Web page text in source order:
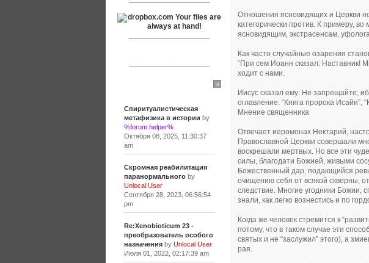
Спиритуалистическая
метафизика в истории by
%forum.helper%
Октября 08, 2025, 11:30:37
am
Скромная реабилитация
паранормальногоby
Unlocal User
Сентября 28, 2023, 06:56:54
pm
Re:Xenobioticum 23 -
преобразователь особого
назначенияby Unlocal User
Июля 01, 2022, 02:17:39 am
Отношения ясновидящих и Церкви
категорически против. К примеру,
ясновидящим, экстрасенсам,
Как часто случайные озарения
“При сем Иоанн сказал: Наставник!
ходит с нами.
Иисус сказал ему: Не запрещайте;
оглавление: “Книга пророка Исайи”,
Мнение священника
Отвечает иеромонах Нектарий,
Православной Церкви совершали
воскрешали мертвых. Но все эти
силы, благодати Божией, живыми
Божественный дар, подающийся
очищению себя от всякой скверны,
следствие. Многие угодники Божии,
знали, как легко вознестись и по
Когда же человек стремится к
потому, что в таком случае эти
святых и не “заслужил” этого), а
рая.